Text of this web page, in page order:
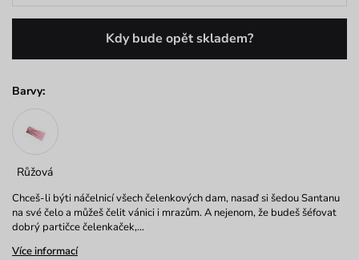
Kdy bude opět skladem?
Barvy:
Růžová
Chceš-li býti náčelnicí všech čelenkových dam, nasaď si šedou Santanu
na své čelo a můžeš čelit vánici i mrazům. A nejenom, že budeš šéfovat
dobrý partičce čelenkaček,…
Více informací